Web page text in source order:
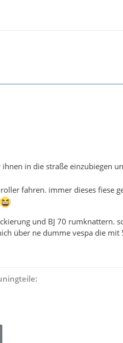
in die straße einzubiegen
fahren. immer dieses fiese
und BJ 70 rumknattern.
über ne dumme vespa die